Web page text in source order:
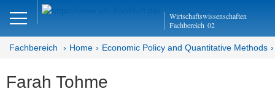
Wirtschaftswissenschaften
Fachbereich 02
DE Close
Economic Policy and
Fachbereich Home Economic Policy and Quantitative Methods
Farah Tohme